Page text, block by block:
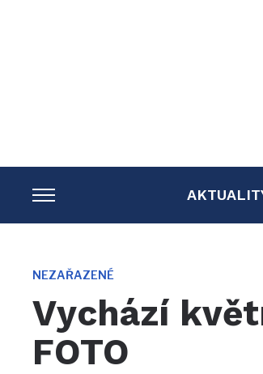
TOGGLE
SIDEBAR
NAVIGATION
NEZAŘAZENÉ
Vychází
FOTO